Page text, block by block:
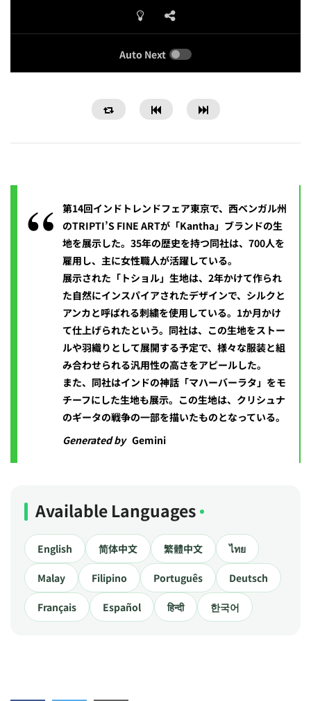
Auto Next
第14回インドトレンドフェア東京で、西ベンガル州
のTRIPTI’S FINE ARTが「Kantha」ブランドの生
地を展示した。35年の歴史を持つ同社は、700人を
雇用し、主に女性職人が活躍している。
展示された「トショル」生地は、2年かけて作られ
た自然にインスパイアされたデザインで、シルクと
アンカと呼ばれる刺繍を使用している。1か月かけ
て仕上げられたという。同社は、この生地をストー
ルや羽織りとして展開する予定で、様々な服装と組
み合わせられる汎用性の高さをアピールした。
また、同社はインドの神話「マハーバーラタ」をモ
チーフにした生地も展示。この生地は、クリシュナ
のギータの戦争の一部を描いたものとなっている。
Generated by Gemini
Available Languages
English 简体中文 繁體中文 ไทย
Malay Filipino Português Deutsch
Français Español हिन्दी 한국어